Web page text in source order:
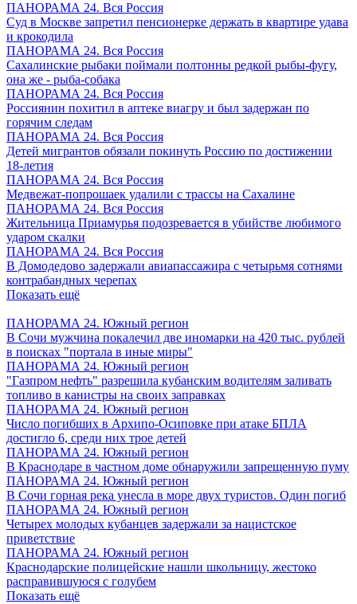
ПАНОРАМА 24. Вся Россия
Суд в Москве запретил пенсионерке держать в квартире удава
и крокодила
ПАНОРАМА 24. Вся Россия
Сахалинские рыбаки поймали полтонны редкой рыбы-фугу,
она же - рыба-собака
ПАНОРАМА 24. Вся Россия
Россиянин похитил в аптеке виагру и был задержан по
горячим следам
ПАНОРАМА 24. Вся Россия
Детей мигрантов обязали покинуть Россию по достижении
18-летия
ПАНОРАМА 24. Вся Россия
Медвежат-попрошаек удалили с трассы на Сахалине
ПАНОРАМА 24. Вся Россия
Жительница Приамурья подозревается в убийстве любимого
ударом скалки
ПАНОРАМА 24. Вся Россия
В Домодедово задержали авиапассажира с четырьмя сотнями
контрабандных черепах
Показать ещё
ПАНОРАМА 24. Южный регион
В Сочи мужчина покалечил две иномарки на 420 тыс. рублей
в поисках "портала в иные миры"
ПАНОРАМА 24. Южный регион
"Газпром нефть" разрешила кубанским водителям заливать
топливо в канистры на своих заправках
ПАНОРАМА 24. Южный регион
Число погибших в Архипо-Осиповке при атаке БПЛА
достигло 6, среди них трое детей
ПАНОРАМА 24. Южный регион
В Краснодаре в частном доме обнаружили запрещенную пуму
ПАНОРАМА 24. Южный регион
В Сочи горная река унесла в море двух туристов. Один погиб
ПАНОРАМА 24. Южный регион
Четырех молодых кубанцев задержали за нацистское
приветствие
ПАНОРАМА 24. Южный регион
Краснодарские полицейские нашли школьницу, жестоко
расправившуюся с голубем
Показать ещё